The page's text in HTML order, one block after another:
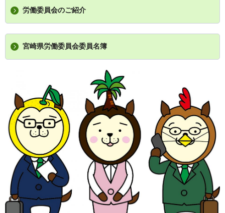
労働委員会のご紹介
宮崎県労働委員会委員名簿